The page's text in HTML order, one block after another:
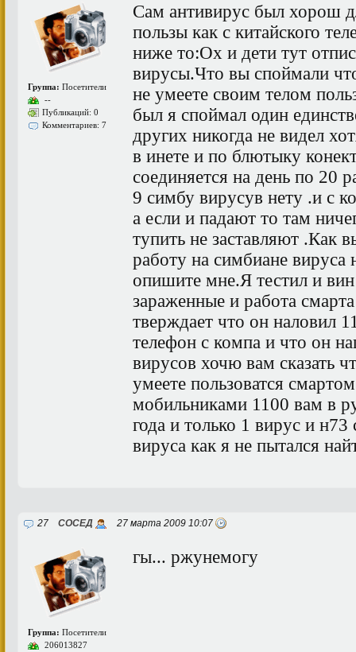
Группа: Посетители
--
Публикаций: 0
Комментариев: 7
Сам антивирус был хорош
пользы как с китайского
ниже то:Ох и дети тут
вирусы.Что вы споймали
не умеете своим телом
был я споймал один
других никогда не видел
в инете и по блютыку
соединяется на день по 20
9 симбу вирусув нету .и с
а если и падают то там
тупить не заставляют .Как
работу на симбиане вируса
опишите мне.Я тестил и
зараженные и работа
тверждает что он наловил
телефон с компа и что он
вирусов хочю вам сказать
умеете пользоватся
мобильниками 1100 вам в
года и только 1 вирус и
вируса как я не пытался
27 СОСЕД 27 марта 2009 10:07
Группа: Посетители
206013827
гы... ржунемогу